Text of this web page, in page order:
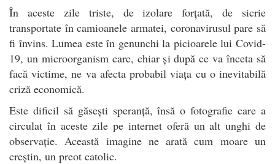
În aceste zile triste, de izolare forțată, de sicrie
transportate în camioanele armatei, coronavirusul pare să
fi învins. Lumea este în genunchi la picioarele lui Covid-
19, un microorganism care, chiar și după ce va înceta să
facă victime, ne va afecta probabil viața cu o inevitabilă
criză economică.
Este dificil să găsești speranță, însă o fotografie care a
circulat în aceste zile pe internet oferă un alt unghi de
observație. Această imagine ne arată cum moare un
creștin, un preot catolic.